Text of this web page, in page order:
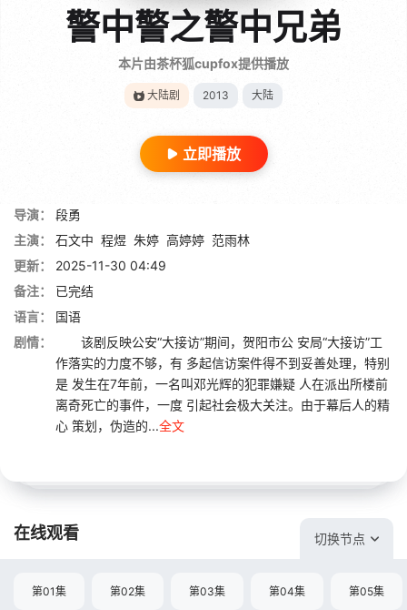
警中警之警中兄弟
本片由茶杯狐cupfox提供播放
大陆剧 2013 大陆
立即播放
导演：
段勇
主演：
石文中 程煜 朱婷 高婷婷 范雨林
更新：
2025-11-30 04:49
备注：
已完结
语言：
国语
剧情：
该剧反映公安“大接访”期间，贺阳市公 安局“大接访”工
作落实的力度不够，有 多起信访案件得不到妥善处理，特别
是 发生在7年前，一名叫邓光辉的犯罪嫌疑 人在派出所楼前
离奇死亡的事件，一度 引起社会极大关注。由于幕后人的精
心 策划，伪造的...全文
在线观看 切换节点
第01集 第02集 第03集 第04集 第05集